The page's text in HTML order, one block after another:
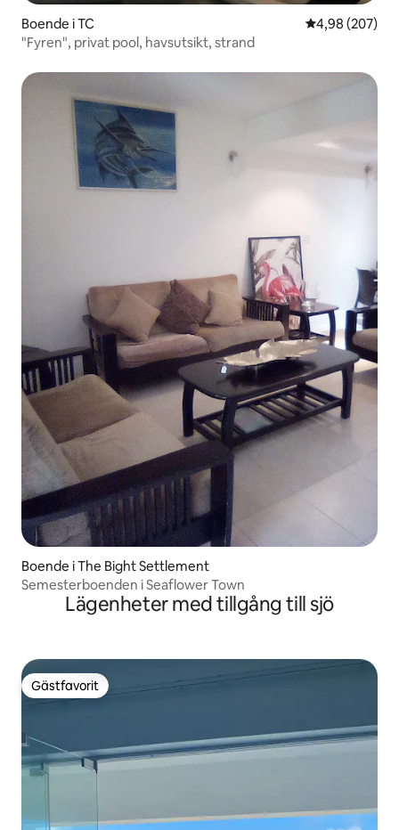
Boende i TC 4,98 av 5 i
4,98 (207)
"Fyren", privat pool, havsutsikt, strand
Boende i The Bight Settlement
Semesterboenden i Seaflower Town
Lägenheter med tillgång till sjö
Gästfavorit
Gästfavorit